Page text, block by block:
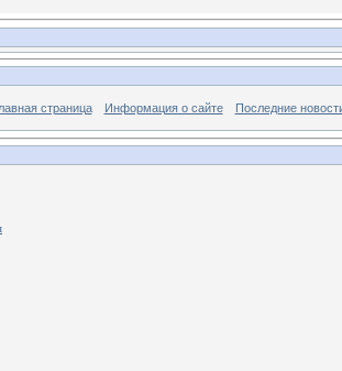
страница Информация о сайте Последние